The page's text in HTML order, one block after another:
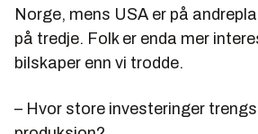
Norge, mens USA er på
på tredje. Folk er enda mer
bilskaper enn vi trodde.
– Hvor store investeringer